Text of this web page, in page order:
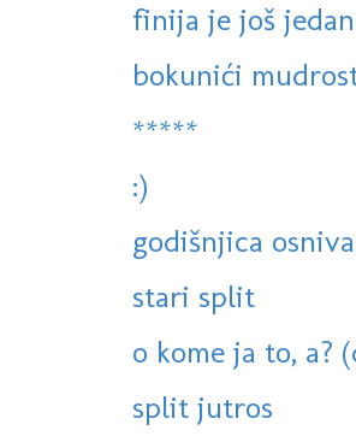
finija je još
bokunići
*****
:)
godišnjica
stari split
o kome ja to, a?
split jutros